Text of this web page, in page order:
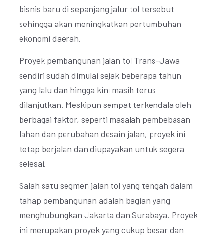
bisnis baru di sepanjang jalur tol tersebut,
sehingga akan meningkatkan pertumbuhan
ekonomi daerah.
Proyek pembangunan jalan tol Trans-Jawa
sendiri sudah dimulai sejak beberapa tahun
yang lalu dan hingga kini masih terus
dilanjutkan. Meskipun sempat terkendala oleh
berbagai faktor, seperti masalah pembebasan
lahan dan perubahan desain jalan, proyek ini
tetap berjalan dan diupayakan untuk segera
selesai.
Salah satu segmen jalan tol yang tengah dalam
tahap pembangunan adalah bagian yang
menghubungkan Jakarta dan Surabaya. Proyek
ini merupakan proyek yang cukup besar dan